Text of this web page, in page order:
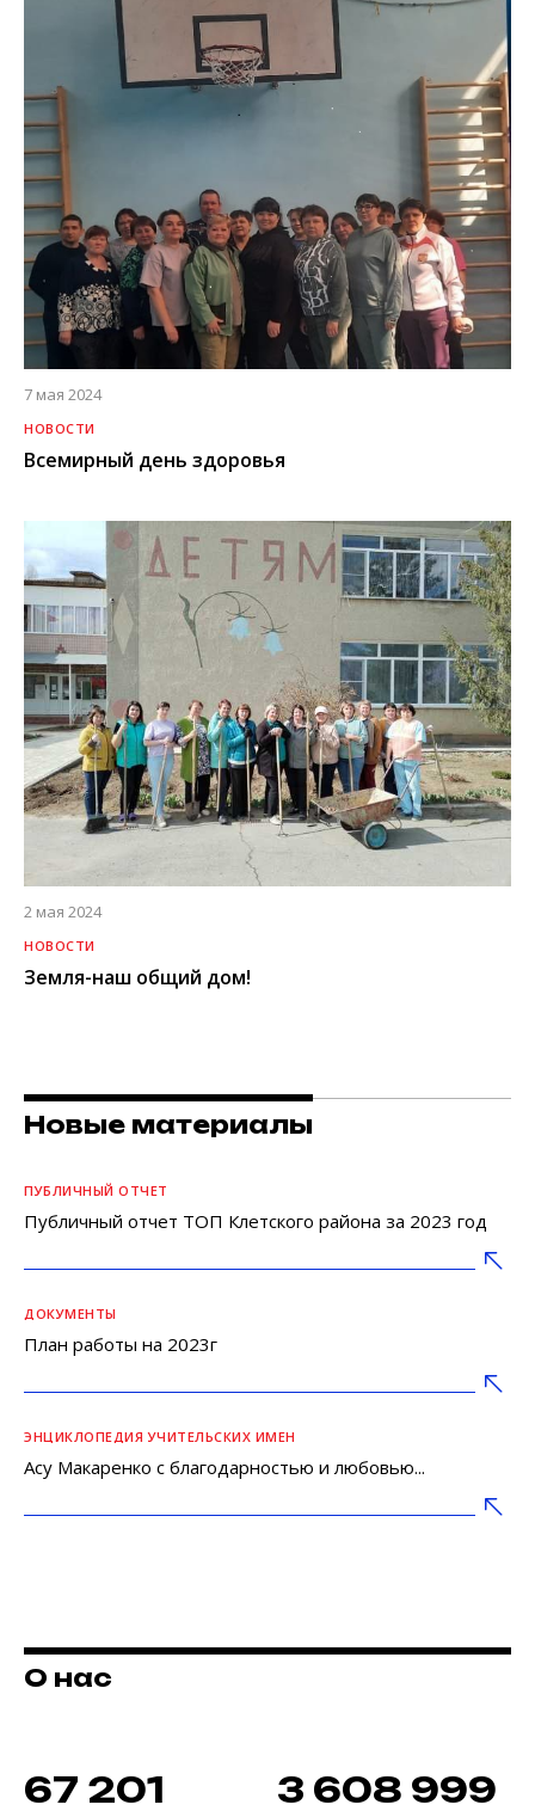
7 мая 2024
НОВОСТИ
Всемирный день здоровья
2 мая 2024
НОВОСТИ
Земля-наш общий дом!
Новые материалы
ПУБЛИЧНЫЙ ОТЧЕТ
Публичный отчет ТОП Клетского района за 2023 год
ДОКУМЕНТЫ
План работы на 2023г
ЭНЦИКЛОПЕДИЯ УЧИТЕЛЬСКИХ ИМЕН
Асу Макаренко с благодарностью и любовью...
О нас
67 201 3 608 999